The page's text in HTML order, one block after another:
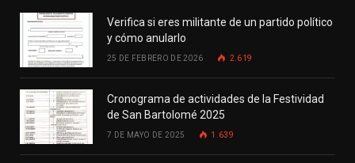
Verifica si eres militante de un partido político
y cómo anularlo
25 DE FEBRERO DE 2026 2.619
Cronograma de actividades de la Festividad
de San Bartolomé 2025
7 DE MAYO DE 2025 1.639